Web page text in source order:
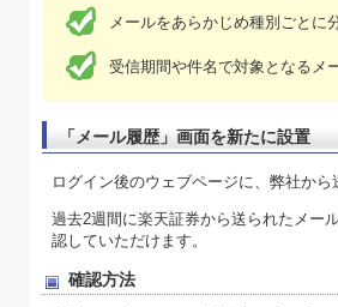
メールをあらかじめ種別ごとに
受信期間や件名で対象となるメ
「メール履歴」画面を新たに設置
ログイン後のウェブページに、弊社か
過去2週間に楽天証券から送られたメー
認していただけます。
確認方法